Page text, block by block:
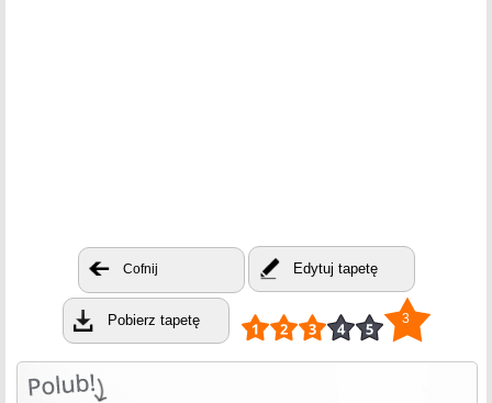
Cofnij Edytuj tapetę
Pobierz tapetę 3